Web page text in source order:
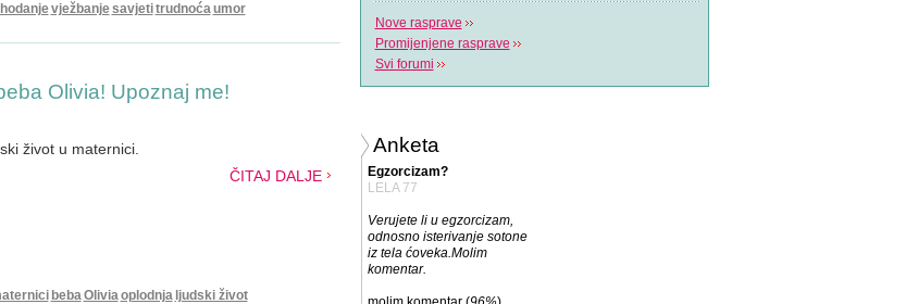
hodanjevježbanjesavjetitrudnoćaumor
Olivia! Upoznaj me!
život u maternici.
ČITAJ DALJE
bebaOliviaoplodnja ljudski život
Nove rasprave
Promijenjene rasprave
Svi forumi
Anketa
Egzorcizam?
LELA 77
Verujete li u egzorcizam,
odnosno isterivanje sotone
iz tela ćoveka.Molim
komentar.